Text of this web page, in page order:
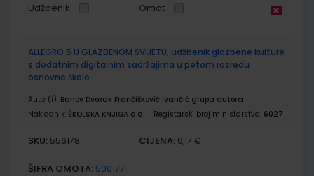
Udžbenik Omot
ALLEGRO 5 U GLAZBENOM SVIJETU; udžbenik glazbene kulture
s dodatnim digitalnim sadržajima u petom razredu
osnovne škole
Autor(i): Banov Dvoxak Frančišković Ivančić grupa autora
Nakladnik: ŠKOLSKA KNJIGA d.d. Registarski broj ministarstva: 6027
SKU: 556178 CIJENA: 6,17 €
ŠIFRA OMOTA: 500177